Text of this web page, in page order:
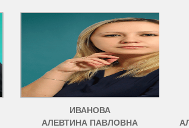
ИВАНОВА
АЛЕВТИНА ПАВЛОВНА